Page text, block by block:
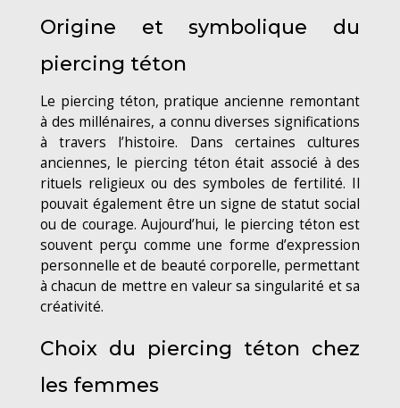
Origine et symbolique du
piercing téton
Le piercing téton, pratique ancienne remontant
à des millénaires, a connu diverses significations
à travers l’histoire. Dans certaines cultures
anciennes, le piercing téton était associé à des
rituels religieux ou des symboles de fertilité. Il
pouvait également être un signe de statut social
ou de courage. Aujourd’hui, le piercing téton est
souvent perçu comme une forme d’expression
personnelle et de beauté corporelle, permettant
à chacun de mettre en valeur sa singularité et sa
créativité.
Choix du piercing téton chez
les femmes